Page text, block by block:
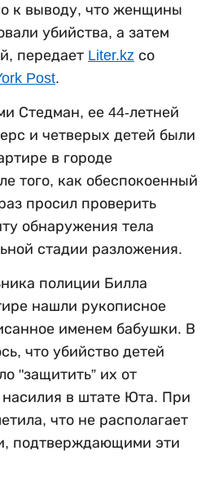
к выводу, что женщины
убийства, а затем
передает Liter.kz со
Post.
Стедман, ее 44-летней
и четверых детей были
в городе
того, как обеспокоенный
просил проверить
обнаружения тела
стадии разложения.
полиции Билла
нашли рукописное
именем бабушки. В
что убийство детей
"защитить” их от
насилия в штате Юта. При
что не располагает
подтверждающими эти